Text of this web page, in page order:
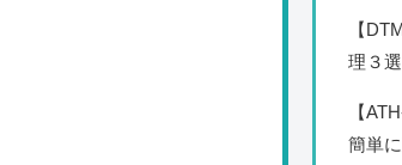
【
理３選
【
簡単